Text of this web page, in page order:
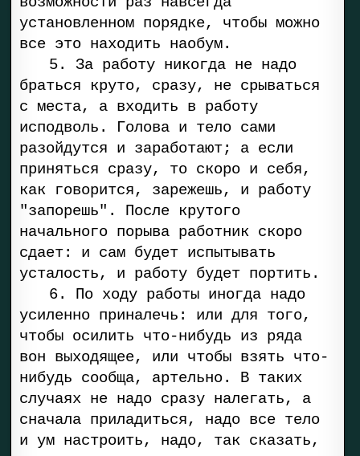
установленном порядке, чтобы можно
все это находить наобум.
5. За работу никогда не надо
браться круто, сразу, не срываться
с места, а входить в работу
исподволь. Голова и тело сами
разойдутся и заработают; а если
приняться сразу, то скоро и себя,
как говорится, зарежешь, и работу
"запорешь". После крутого
начального порыва работник скоро
сдает: и сам будет испытывать
усталость, и работу будет портить.
6. По ходу работы иногда надо
усиленно приналечь: или для того,
чтобы осилить что-нибудь из ряда
вон выходящее, или чтобы взять что-
нибудь сообща, артельно. В таких
случаях не надо сразу налегать, а
сначала приладиться, надо все тело
и ум настроить, надо, так сказать,